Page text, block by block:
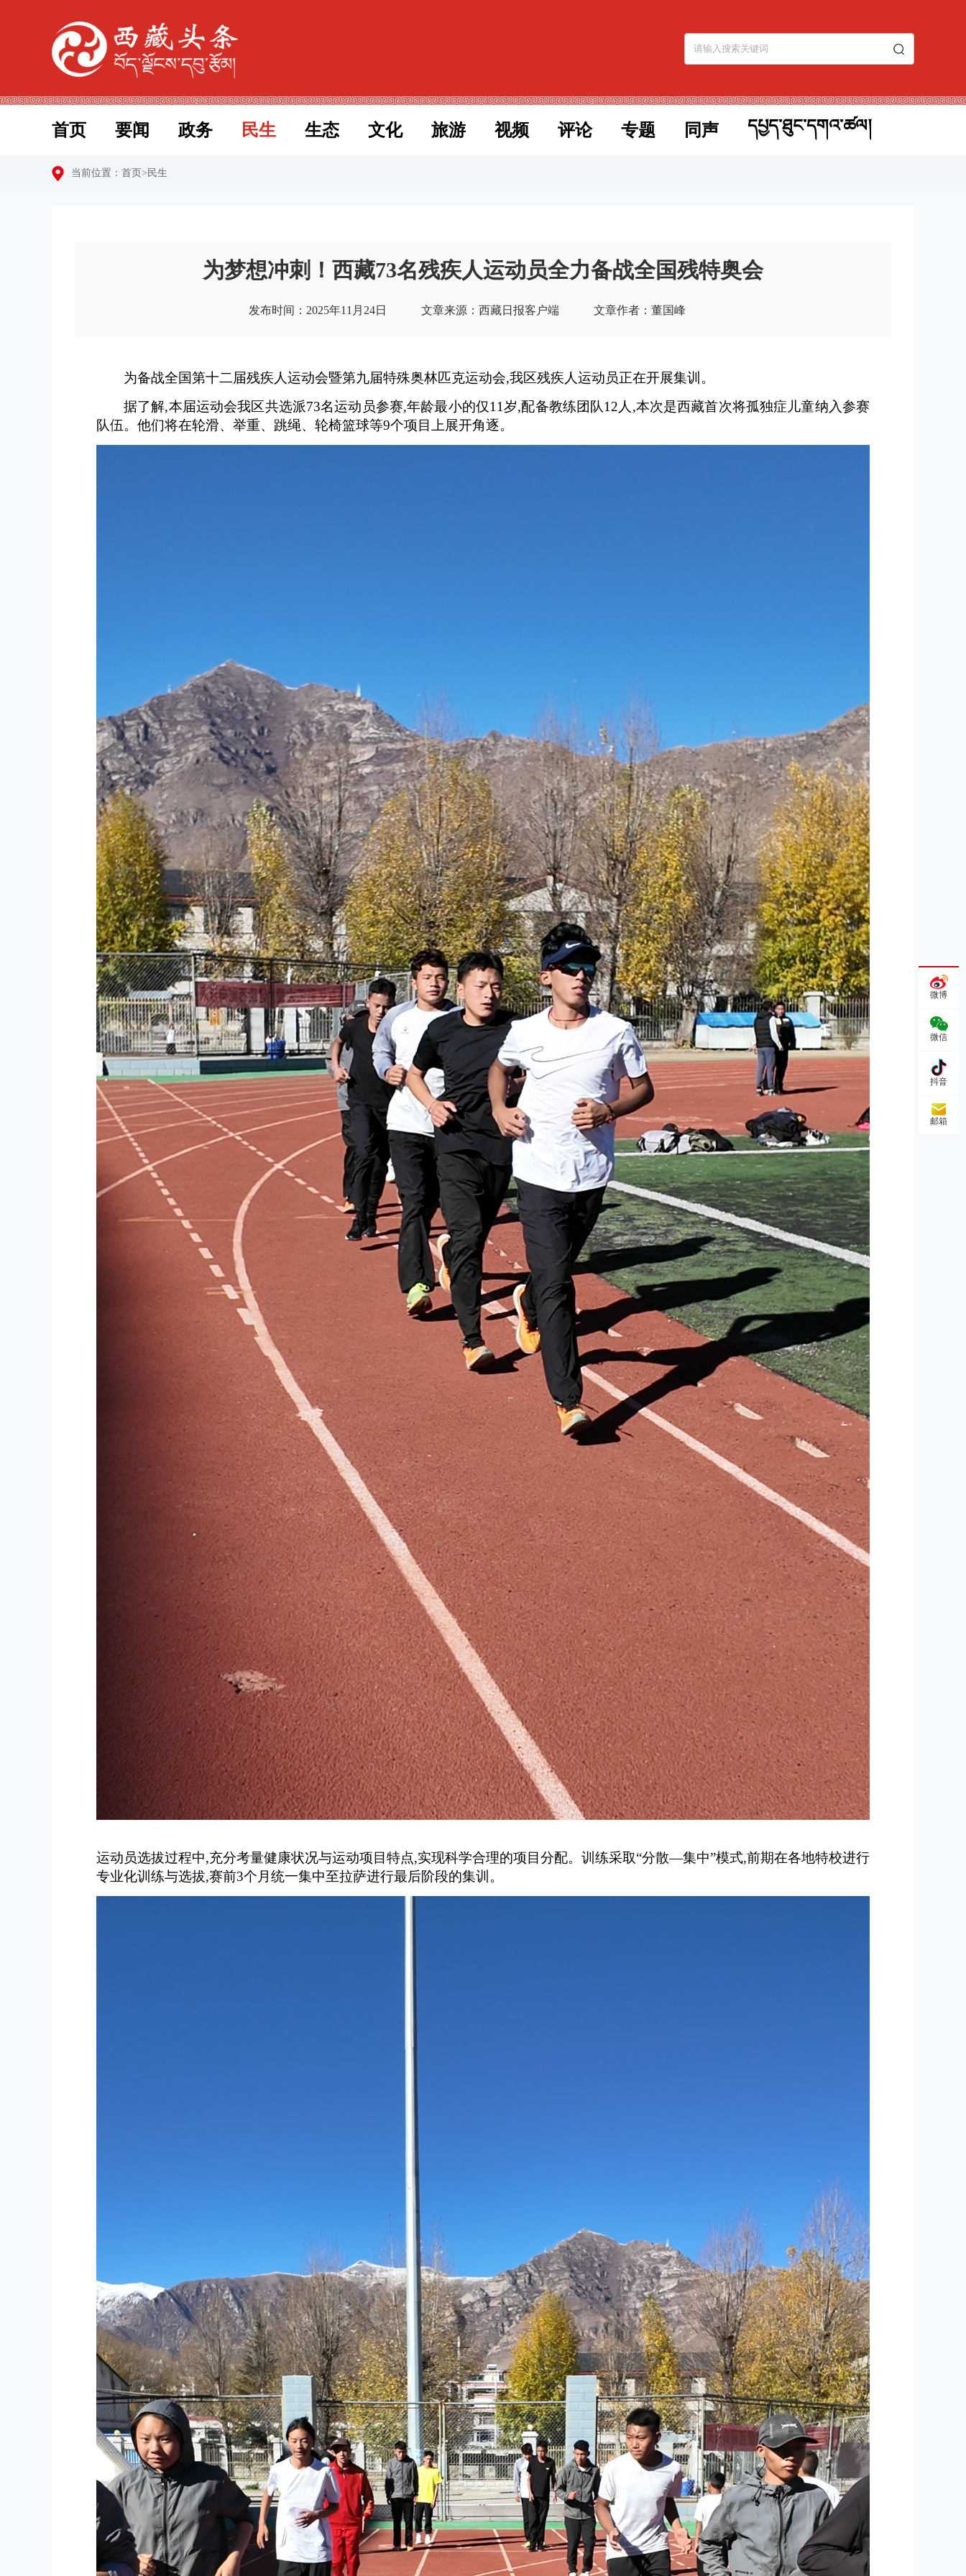
首页 要闻 政务 民生 生态 文化 旅游 视频 评论 专题 同声 དཔྱད་ཐུང་དགའ་ཚལ།
当前位置： 首页 > 民生
为梦想冲刺！西藏73名残疾人运动员全力备战全国残特奥会
发布时间：2025年11月24日 文章来源：西藏日报客户端 文章作者：董国峰
为备战全国第十二届残疾人运动会暨第九届特殊奥林匹克运动会,我区残疾人运动员正在开展集训。
据了解,本届运动会我区共选派73名运动员参赛,年龄最小的仅11岁,配备教练团队12人,本次是西藏首次将孤独症儿童纳入参赛
队伍。他们将在轮滑、举重、跳绳、轮椅篮球等9个项目上展开角逐。
运动员选拔过程中,充分考量健康状况与运动项目特点,实现科学合理的项目分配。训练采取“分散—集中”模式,前期在各地特校进行
专业化训练与选拔,赛前3个月统一集中至拉萨进行最后阶段的集训。
微博
微信
抖音
邮箱